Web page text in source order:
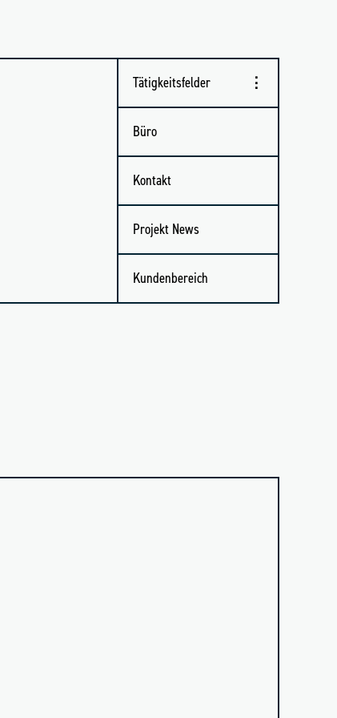
Tätig­keits­fel­der
Büro
Kon­takt
Pro­jekt News
Kun­den­be­reich